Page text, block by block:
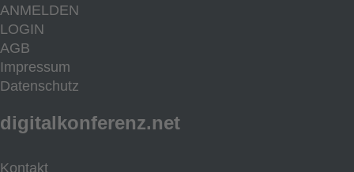
ANMELDEN
LOGIN
AGB
Impressum
Datenschutz
digitalkonferenz.net
Kontakt